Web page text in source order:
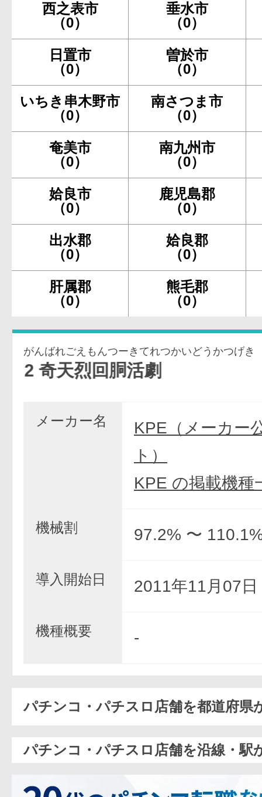
西之表市
（0）
垂水市
（0）
日置市
（0）
曽於市
（0）
いちき串木野市
（0）
南さつま市
（0）
奄美市
（0）
南九州市
（0）
姶良市
（0）
鹿児島郡
（0）
出水郡
（0）
姶良郡
（0）
肝属郡
（0）
熊毛郡
（0）
がんばれごえもんつーきてれつかいどうかつげき
天烈回胴活劇
メーカー名
KPE（メーカー
ト）
KPE の掲載機種
機械割 97.2% 〜
導入開始日 2011年11月07日
機種概要 -
パチンコ・パチスロ店舗を都道府県
パチンコ・パチスロ店舗を沿線・駅